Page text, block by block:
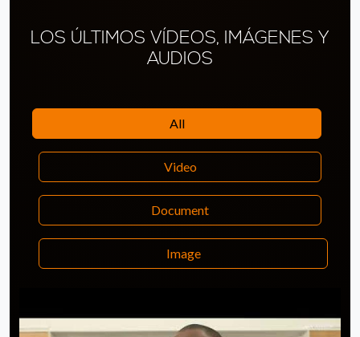
LOS ÚLTIMOS VÍDEOS, IMÁGENES Y
AUDIOS
All
Video
Document
Image